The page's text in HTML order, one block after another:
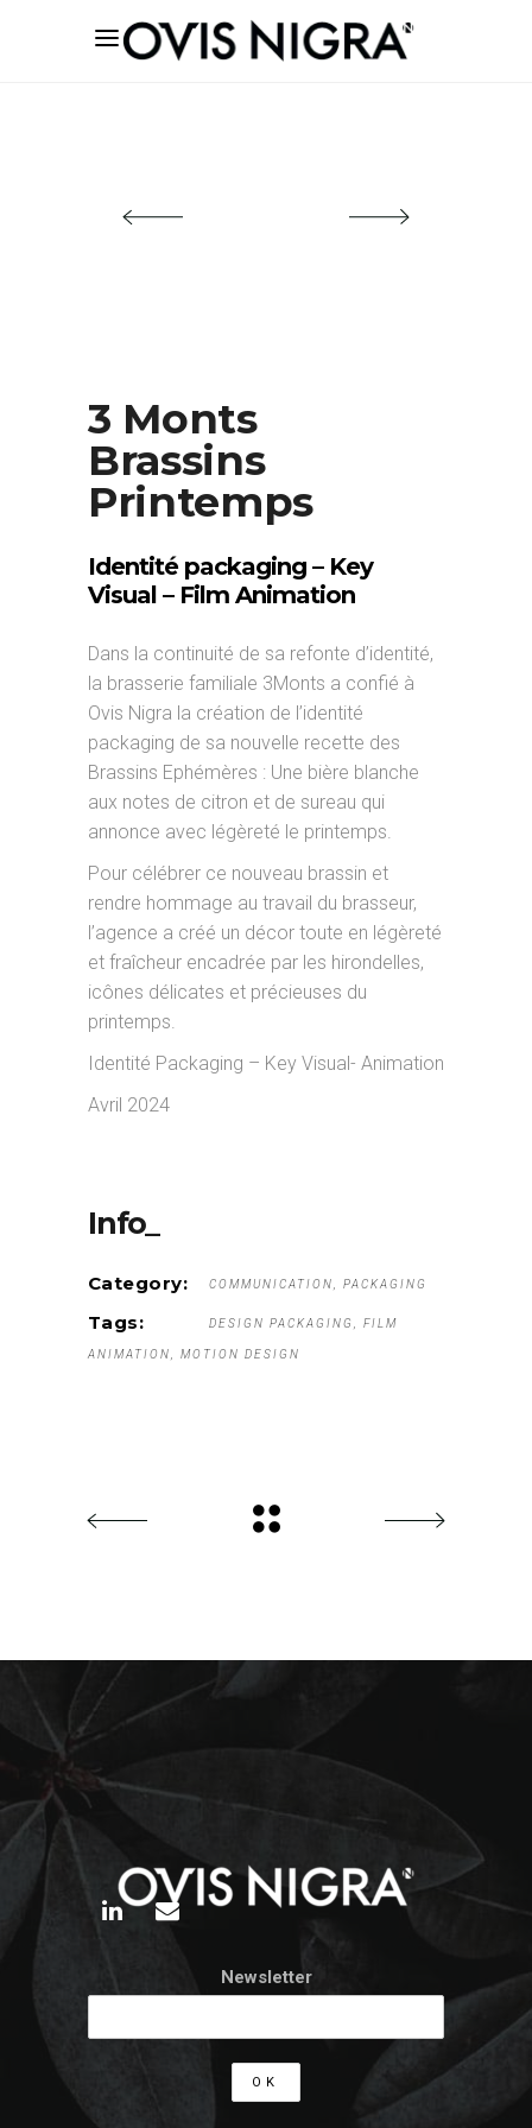
3 Monts
Brassins
Printemps
Identité packaging – Key
Visual – Film Animation
Dans la continuité de sa refonte d’identité,
la brasserie familiale 3Monts a confié à
Ovis Nigra la création de l’identité
packaging de sa nouvelle recette des
Brassins Ephémères : Une bière blanche
aux notes de citron et de sureau qui
annonce avec légèreté le printemps.
Pour célébrer ce nouveau brassin et
rendre hommage au travail du brasseur,
l’agence a créé un décor toute en légèreté
et fraîcheur encadrée par les hirondelles,
icônes délicates et précieuses du
printemps.
Identité Packaging – Key Visual- Animation
Avril 2024
Info_
Category: COMMUNICATION PACKAGING
Tags: DESIGN PACKAGING FILM
ANIMATION MOTION DESIGN
Newsletter